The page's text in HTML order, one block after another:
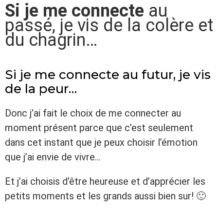
Si je me connecte au
passé, je vis de la colère et
du chagrin…
Si je me connecte au futur, je vis
de la peur…
Donc j’ai fait le choix de me connecter au
moment présent parce que c’est seulement
dans cet instant que je peux choisir l’émotion
que j’ai envie de vivre…
Et j’ai choisis d’être heureuse et d’apprécier les
petits moments et les grands aussi bien sur! 🙂